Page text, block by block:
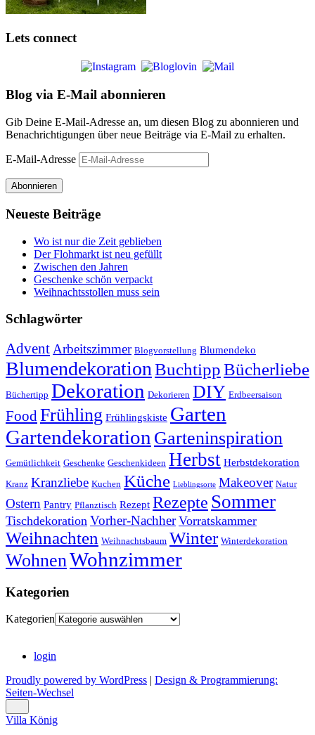
Lets connect
Blog via E-Mail abonnieren
Gib Deine E-Mail-Adresse an, um diesen Blog zu abonnieren und
Benachrichtigungen über neue Beiträge via E-Mail zu erhalten.
E-Mail-Adresse
Abonnieren
Neueste Beiträge
Wo ist nur die Zeit geblieben
Der Flohmarkt ist neu gefüllt
Zwischen den Jahren
Geschenke schön verpackt
Weihnachtsstollen muss sein
Schlagwörter
Advent Arbeitszimmer Blogvorstellung Blumendeko
Blumendekoration BuchtippBücherliebe
Büchertipp Dekoration Dekorieren DIY Erdbeersaison
FoodFrühling Frühlingskiste Garten
Gartendekoration Garteninspiration
Gemütlichkeit Geschenke Geschenkideen Herbst Herbstdekoration
Kranz Kranzliebe Kuchen Küche Lieblingsorte Makeover Natur
Ostern Pantry Pflanztisch Rezept Rezepte Sommer
Tischdekoration Vorher-Nachher Vorratskammer
Weihnachten Weihnachtsbaum Winter Winterdekoration
WohnenWohnzimmer
Kategorien
Kategorien
login
Proudly powered by WordPress
Design & Programmierung:
Seiten-Wechsel
Villa König